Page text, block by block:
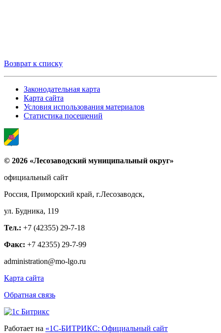
Возврат к списку
Законодательная карта
Карта сайта
Условия использования материалов
Статистика посещений
© 2026 «Лесозаводский муниципальный округ»
официальный сайт
Россия, Приморский край, г.Лесозаводск,
ул. Будника, 119
Тел.: +7 (42355) 29-7-18
Факс: +7 42355) 29-7-99
administration@mo-lgo.ru
Карта сайта
Обратная связь
Работает на «1С-БИТРИКС: Официальный сайт